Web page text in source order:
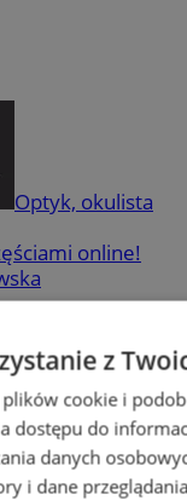
Optyk, okulista
online!
z
cookie i
dostępu do
danych
i dane